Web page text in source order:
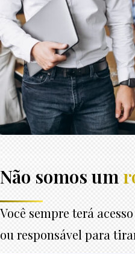
Não somos um
Você sempre terá
ou responsável para